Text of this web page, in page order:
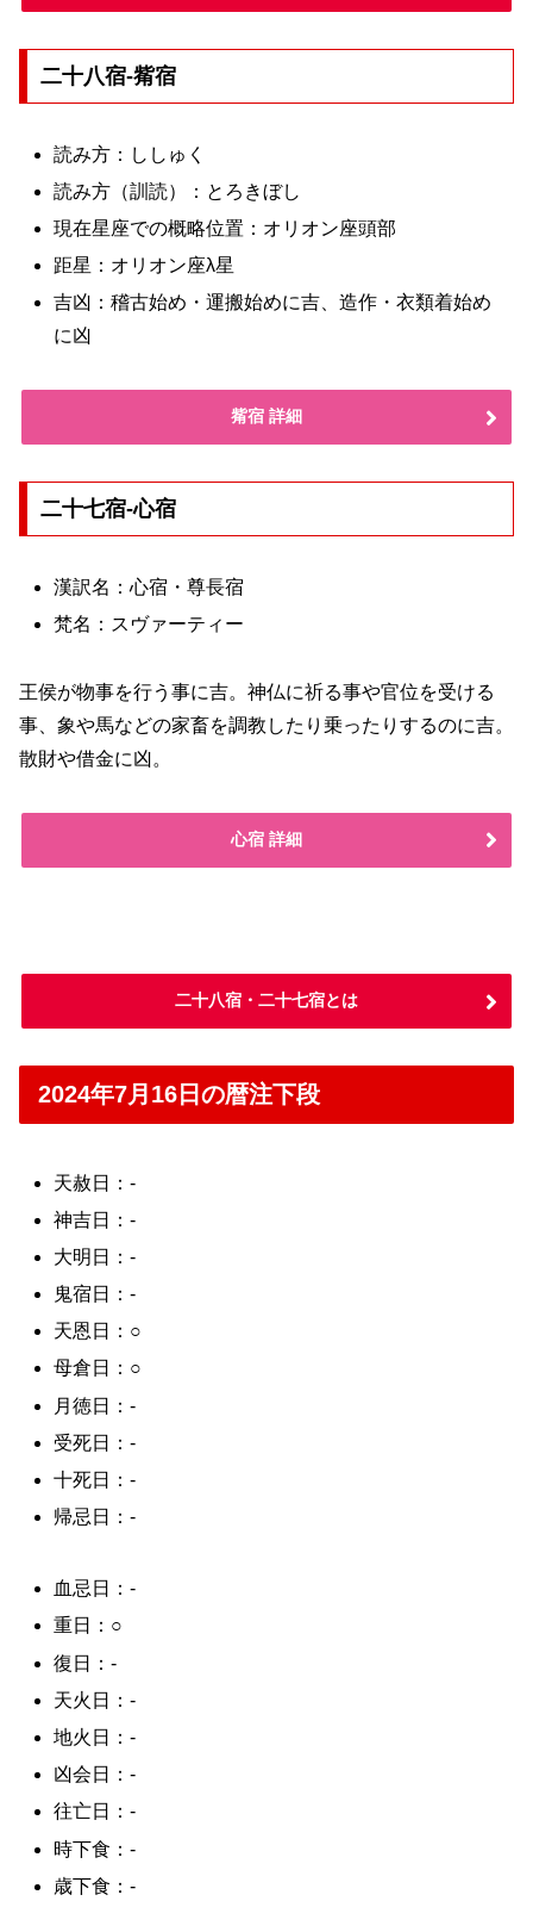
二十八宿-觜宿
読み方：ししゅく
読み方（訓読）：とろきぼし
現在星座での概略位置：オリオン座頭部
距星：オリオン座λ星
吉凶：稽古始め・運搬始めに吉、造作・衣類着始め
に凶
觜宿 詳細
二十七宿-心宿
漢訳名：心宿・尊長宿
梵名：スヴァーティー
王侯が物事を行う事に吉。神仏に祈る事や官位を受ける
事、象や馬などの家畜を調教したり乗ったりするのに吉。
散財や借金に凶。
心宿 詳細
二十八宿・二十七宿とは
2024年7月16日の暦注下段
天赦日：-
神吉日：-
大明日：-
鬼宿日：-
天恩日：○
母倉日：○
月徳日：-
受死日：-
十死日：-
帰忌日：-
血忌日：-
重日：○
復日：-
天火日：-
地火日：-
凶会日：-
往亡日：-
時下食：-
歳下食：-